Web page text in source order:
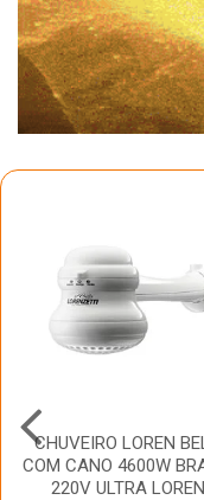
CHUVEIRO LOREN
COM CANO 4600W
220V ULTRA